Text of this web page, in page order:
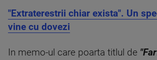
"Extraterestrii chiar exista". Un
vine cu dovezi
In memo-ul care poarta titlul de